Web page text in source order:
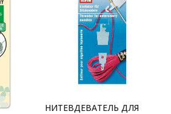
НИТЕВДЕВАТЕЛЬ ДЛЯ